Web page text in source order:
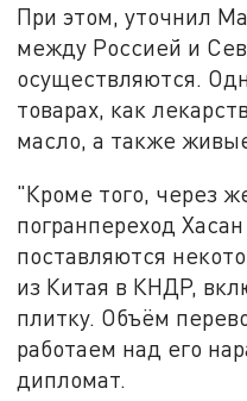
При этом, уточнил
между Россией и
осуществляются.
товарах, как
масло, а также
"Кроме того, через
погранпереход
поставляются
из Китая в КНДР,
плитку. Объём
работаем над его
дипломат.